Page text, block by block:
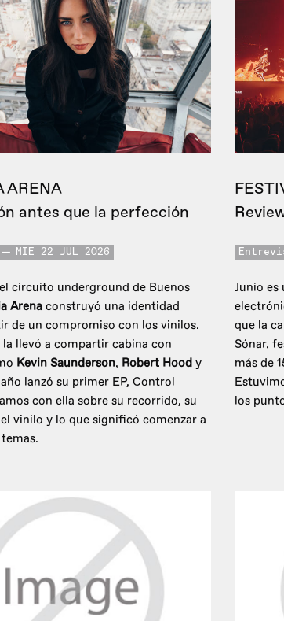
ARENA
antes que la perfección
MIE 22 JUL 2026
circuito underground de Buenos
Arena construyó una identidad
de un compromiso con los vinilos.
la llevó a compartir cabina con
Kevin Saunderson, Robert Hood y
lanzó su primer EP, Control
con ella sobre su recorrido, su
vinilo y lo que significó comenzar a
Junio es
que la
Sónar,
más de
los